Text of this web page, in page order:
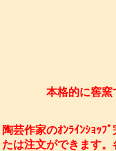
本格的に窖窯
陶芸作家のｵﾝﾗｲﾝｼｮｯﾌ
たは注文ができます